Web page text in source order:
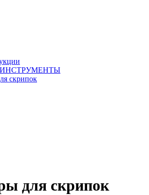
скрипок
для скрипок